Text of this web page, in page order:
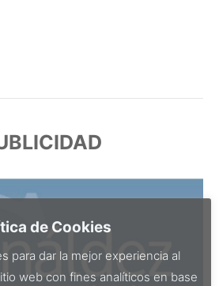
de Cookies
para dar la mejor experiencia al
web con fines analíticos en base